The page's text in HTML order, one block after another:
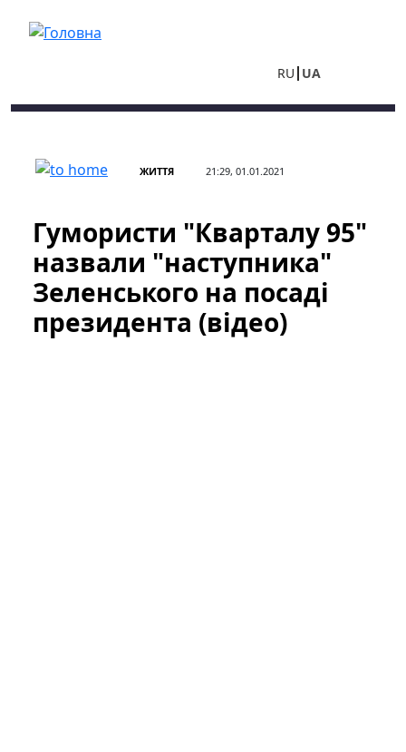
RU UA
ЖИТТЯ 21:29, 01.01.2021
Гумористи "Кварталу 95"
назвали "наступника"
Зеленського на посаді
президента (відео)